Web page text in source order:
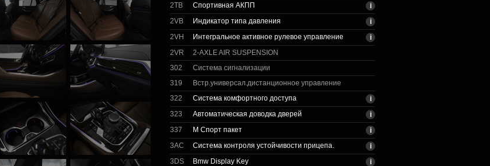
2TB
Спортивная АКПП
2VB
Индикатор типа давления
2VH
Интегральное активное рулевое управление
2VR
2-AXLE AIR SUSPENSION
302
Система сигнализации
319
Встр.универсал.дистанционное управление
322
Система комфортного доступа
323
Автоматическая доводка дверей
337
М Спорт пакет
3AC
Система контроля устойчивости прицепа.
3DS
Bmw Display Key